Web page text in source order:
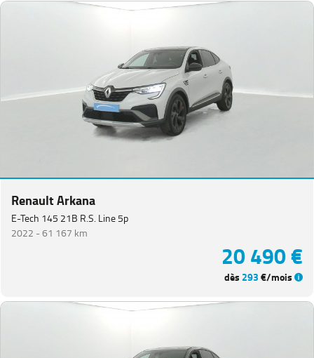
Renault Arkana
E-Tech 145 21B R.S. Line 5p
2022 -61 167 km
20 490 €
dès 293€/mois